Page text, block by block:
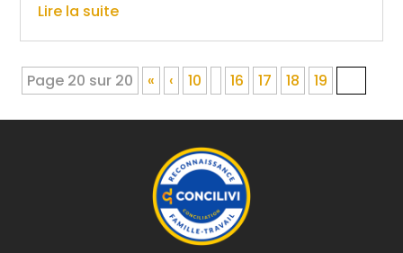
Lire la suite
Page 20 sur 20 « ‹ 10 16 17 18 19